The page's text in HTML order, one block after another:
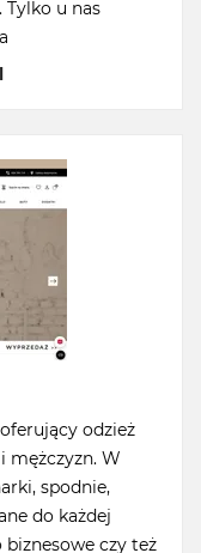
u nas
odzież
mężczyzn. W
spodnie,
do każdej
czy też